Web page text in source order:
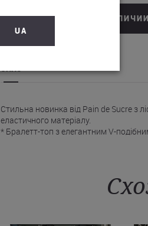
НЕТ В НАЛИЧИИ
ОПИС
Стильна новинка від Pain de Sucre з
еластичного матеріалу.
* Бралетт-топ з елегантним V-
* Широкий пояс під грудьми створює
стрічки додають вишуканий акцент.
* Трусики Pain de Sucre середньої
UA